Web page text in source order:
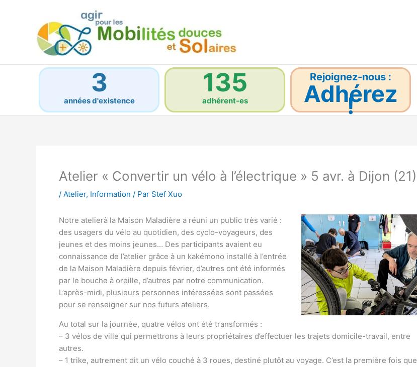
3
années d'existence
135
adhérent-es
Rejoignez-nous :
Adhérez
!
Atelier « Convertir un vélo à l’électrique » 5 avr. à Dijon (21)
/ Atelier, Information / Par Stef Xuo
Notre atelierà la Maison Maladière a réuni un public très varié :
des usagers du vélo au quotidien, des cyclo-voyageurs, des
jeunes et des moins jeunes… Des participants avaient eu
connaissance de l’atelier grâce à un kakémono installé à l’entrée
de la Maison Maladière depuis février, d’autres ont été informés
par le bouche à oreille, d’autres par notre communication.
L’après-midi, plusieurs personnes intéressées sont passées
pour se renseigner sur nos futurs ateliers.
Au total sur la journée, quatre vélos ont été transformés :
– 3 vélos de ville qui permettrons à leurs propriétaires d’effectuer les trajets domicile-travail, entre
autres.
– 1 trike, autrement dit un vélo couché à 3 roues, destiné plutôt au voyage. C’est la première fois que